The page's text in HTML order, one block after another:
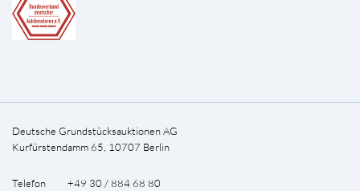
Deutsche Grundstücksauktionen AG
Kurfürstendamm 65, 10707 Berlin
Telefon +49 30 / 884 68 80